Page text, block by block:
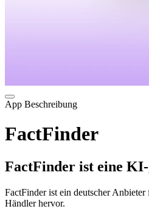
App Beschreibung
FactFinder
FactFinder ist eine
FactFinder ist ein deutscher
Händler hervor.